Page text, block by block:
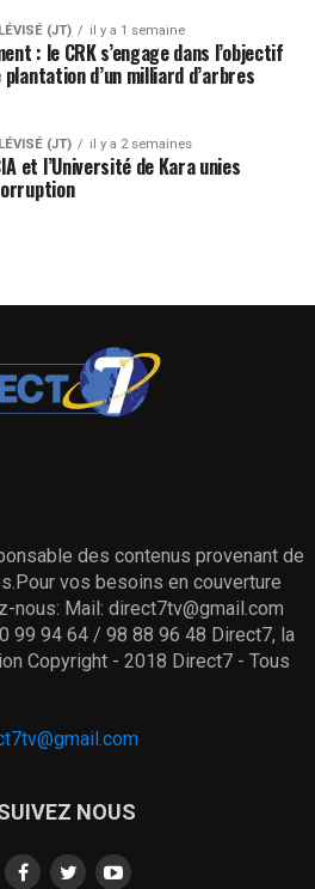
(JT) il y a 1 semaine
: le CRK s’engage dans l’objectif
d’un milliard d’arbres
(JT) il y a 2 semaines
et l’Université de Kara unies
des contenus provenant de
vos besoins en couverture
nous: Mail: direct7tv@gmail.com
99 94 64 / 98 88 96 48 Direct7, la
Copyright - 2018 Direct7 - Tous
NOUS